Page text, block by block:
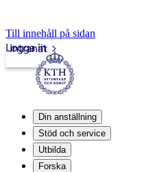
Till innehåll på sidan
Intranät
Logga in
Din anställning
Stöd och service
Utbilda
Forska